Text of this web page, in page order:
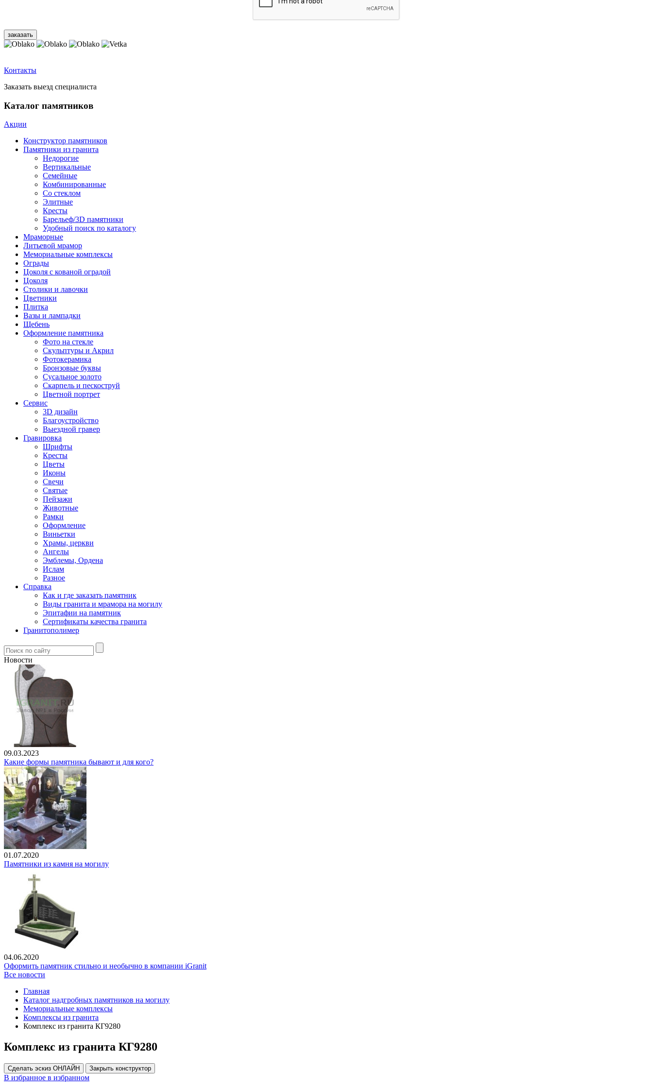
Контакты
Заказать выезд специалиста
Каталог памятников
Акции
Конструктор памятников
Памятники из гранита
Недорогие
Вертикальные
Семейные
Комбинированные
Со стеклом
Элитные
Кресты
Барельеф/3D памятники
Удобный поиск по каталогу
Мраморные
Литьевой мрамор
Мемориальные комплексы
Ограды
Цоколя с кованой оградой
Цоколя
Столики и лавочки
Цветники
Плитка
Вазы и лампадки
Щебень
Оформление памятника
Фото на стекле
Скульптуры и Акрил
Фотокерамика
Бронзовые буквы
Сусальное золото
Скарпель и пескоструй
Цветной портрет
Сервис
3D дизайн
Благоустройство
Выездной гравер
Гравировка
Шрифты
Кресты
Цветы
Иконы
Свечи
Святые
Пейзажи
Животные
Рамки
Оформление
Виньетки
Храмы, церкви
Ангелы
Эмблемы, Ордена
Ислам
Разное
Справка
Как и где заказать памятник
Виды гранита и мрамора на могилу
Эпитафии на памятник
Сертификаты качества гранита
Гранитополимер
Новости
09.03.2023
Какие формы памятника бывают и для кого?
01.07.2020
Памятники из камня на могилу
04.06.2020
Оформить памятник стильно и необычно в компании iGranit
Все новости
Главная
Каталог надгробных памятников на могилу
Мемориальные комплексы
Комплексы из гранита
Комплекс из гранита КГ9280
Комплекс из гранита КГ9280
Сделать эскиз ОНЛАЙН Закрыть конструктор
В избранное в избранном